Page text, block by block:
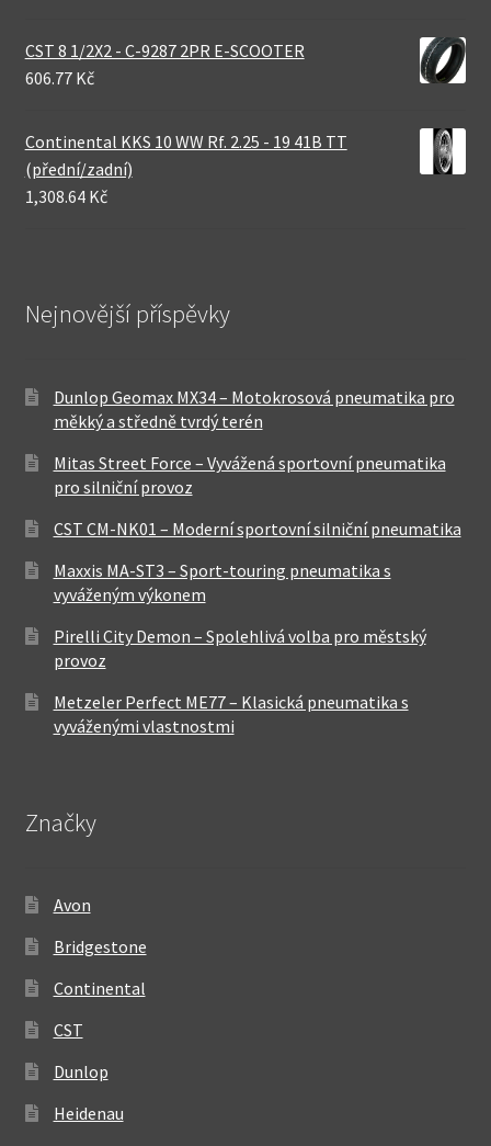
CST 8 1/2X2 - C-9287 2PR E-SCOOTER
606.77 Kč
Continental KKS 10 WW Rf. 2.25 - 19 41B TT
(přední/zadní)
1,308.64 Kč
Nejnovější příspěvky
Dunlop Geomax MX34 – Motokrosová pneumatika pro
měkký a středně tvrdý terén
Mitas Street Force – Vyvážená sportovní pneumatika
pro silniční provoz
CST CM-NK01 – Moderní sportovní silniční pneumatika
Maxxis MA-ST3 – Sport-touring pneumatika s
vyváženým výkonem
Pirelli City Demon – Spolehlivá volba pro městský
provoz
Metzeler Perfect ME77 – Klasická pneumatika s
vyváženými vlastnostmi
Značky
Avon
Bridgestone
Continental
CST
Dunlop
Heidenau